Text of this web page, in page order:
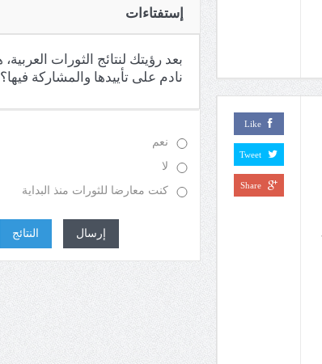
Like
Tweet
Share
بعد رؤيتك لنتائج الثورات
نادم على تأييدها والمشاركة فيها؟
لا
كنت معارضا للثورات منذ البداية